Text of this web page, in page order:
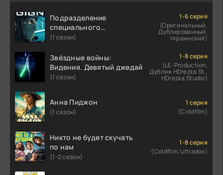
Подразделение
специального
назначения
(1 сезон)
1-6 серия
(Оригинальный,
Дублированный,
Украинский)
Звёздные войны:
Видения. Девятый джедай
(1 сезон)
1-8 серия
(LE-Production,
Дубляж HDrezka St.,
HDrezka Studio)
Анна Пиджон
(1 сезон)
1 серия
(Coldfilm)
Никто не будет скучать
по нам
(1-2 сезон)
1-8 серия
(Coldfilm, Ultradox)